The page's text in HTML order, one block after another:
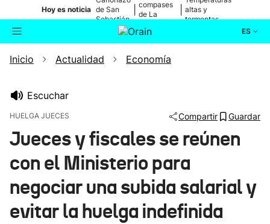
Hoy es noticia de San
Sebastián
compases
de La
altas y
tormentas
ES
Buscador Actualidad
Ikusmiran
Eguraldia
Inicio Actualidad Economía
Escuchar
HUELGA JUECES Compartir Guardar
Jueces y fiscales se reúnen
con el Ministerio para
negociar una subida salarial y
evitar la huelga indefinida